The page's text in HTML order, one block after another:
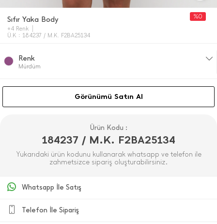
Sıfır Yaka Body
+4 Renk
Ü.K : 184237 / M.K. F2BA25134
%0
Renk
Mürdüm
Görünümü Satın Al
Ürün Kodu :
184237 / M.K. F2BA25134
Yukarıdaki ürün kodunu kullanarak whatsapp ve telefon ile
zahmetsizce sipariş oluşturabilirsiniz.
Whatsapp İle Satış
Telefon İle Sipariş